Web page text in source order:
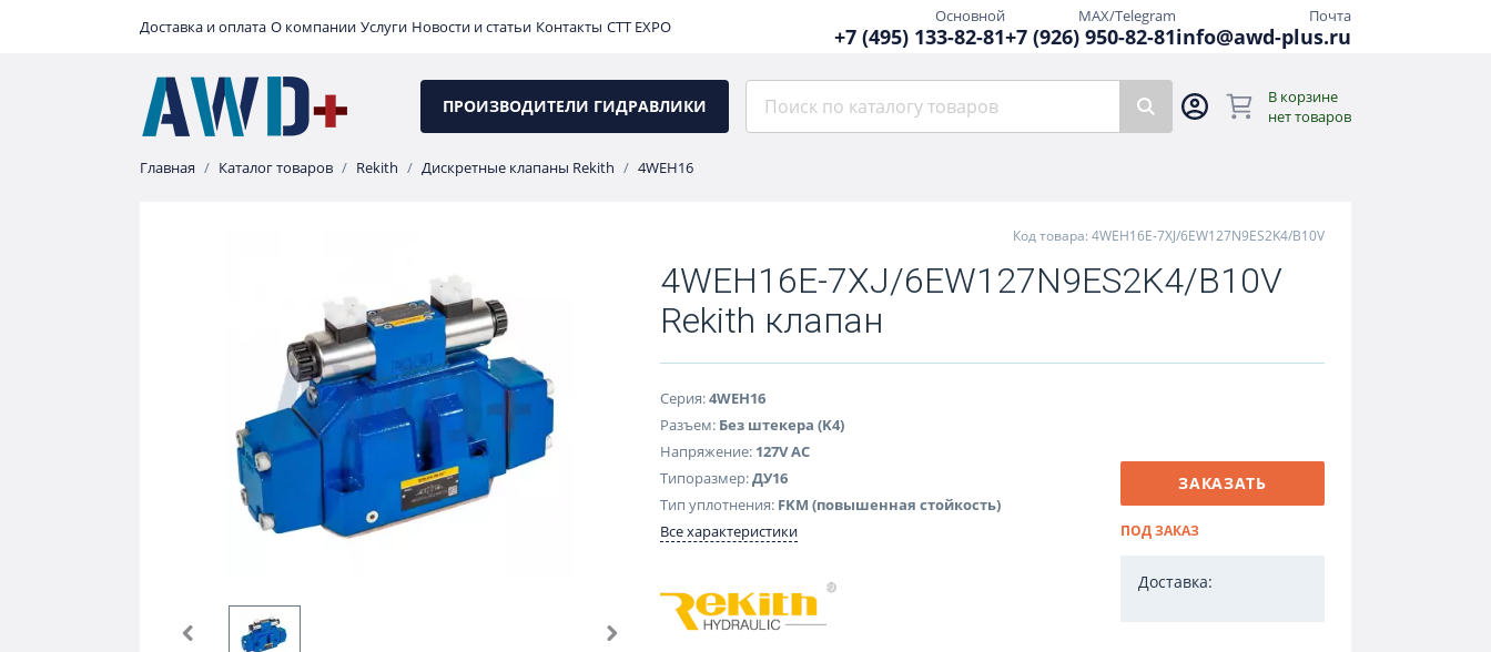
Доставка и оплата О компании Услуги Новости и статьи Контакты CTT EXPO +7 (495) 133-82-81
Основной
+7 (926) 950-82-81
MAX/Telegram
info@awd-plus.ru
Почта
ПРОИЗВОДИТЕЛИ ГИДРАВЛИКИ
В корзине
нет товаров
Главная Каталог товаров Rekith Дискретные клапаны Rekith 4WEH16
Код товара: 4WEH16E-7XJ/6EW127N9ES2K4/B10V
4WEH16E-7XJ/6EW127N9ES2K4/B10V
Rekith клапан
Серия:4WEH16
Разъем: Без штекера (K4)
Напряжение: 127V AC
Типоразмер:ДУ16
Тип уплотнения: FKM (повышенная стойкость)
Все характеристики
ЗАКАЗАТЬ
ПОД ЗАКАЗ
Доставка: